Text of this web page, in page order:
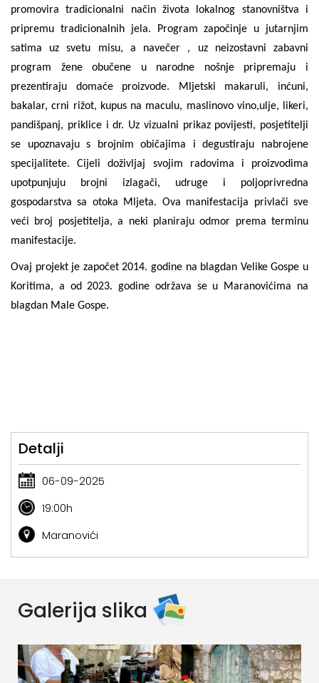
promovira tradicionalni način života lokalnog stanovništva i
pripremu tradicionalnih jela. Program započinje u jutarnjim
satima uz svetu misu, a navečer , uz neizostavni zabavni
program žene obučene u narodne nošnje pripremaju i
prezentiraju domaće proizvode. Mljetski makaruli, inćuni,
bakalar, crni rižot, kupus na maculu, maslinovo vino,ulje, likeri,
pandišpanj, priklice i dr. Uz vizualni prikaz povijesti, posjetitelji
se upoznavaju s brojnim običajima i degustiraju nabrojene
specijalitete. Cijeli doživljaj svojim radovima i proizvodima
upotpunjuju brojni izlagači, udruge i poljoprivredna
gospodarstva sa otoka Mljeta. Ova manifestacija privlači sve
veći broj posjetitelja, a neki planiraju odmor prema terminu
manifestacije.
Ovaj projekt je započet 2014. godine na blagdan Velike Gospe u
Koritima, a od 2023. godine održava se u Maranovićima na
blagdan Male Gospe.
Detalji
06-09-2025
19:00h
Maranovići
Galerija slika